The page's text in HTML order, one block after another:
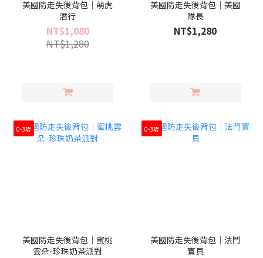
美國防走失後背包｜萌虎
潛行
NT$1,080
NT$1,280
美國防走失後背包｜美國
隊長
NT$1,280
0-3歲
美國防走失後背包｜蜜桃
雲朵-珍珠奶茶派對
0-3歲
美國防走失後背包｜法鬥
寶貝